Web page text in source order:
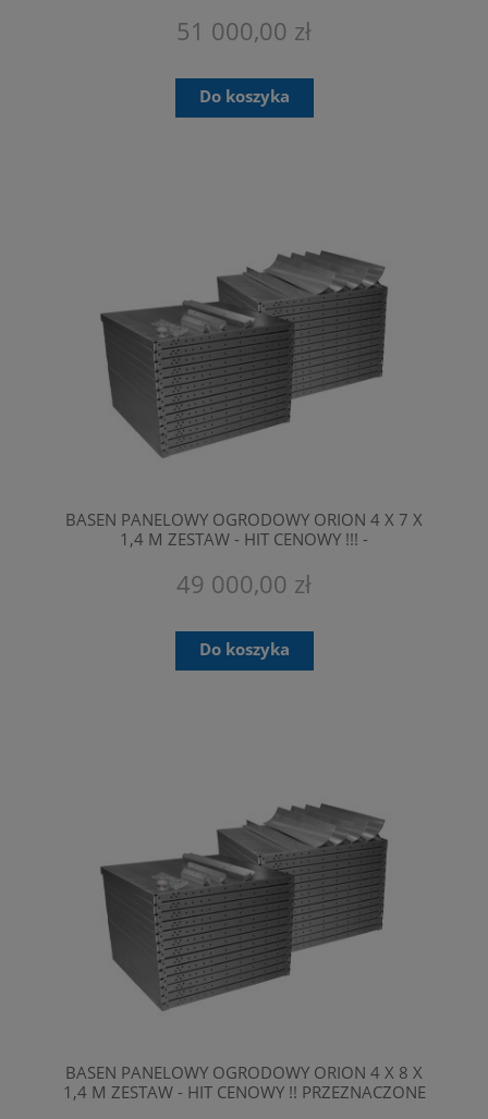
PROFESJONALNEGO MONTAŻU.
51 000,00 zł
Do koszyka
BASEN PANELOWY OGRODOWY ORION 4 X 7 X
1,4 M ZESTAW - HIT CENOWY !!! -
PROFESJONALNEGO MONTAŻU.
49 000,00 zł
Do koszyka
BASEN PANELOWY OGRODOWY ORION 4 X 8 X
1,4 M ZESTAW - HIT CENOWY !! PRZEZNACZONE